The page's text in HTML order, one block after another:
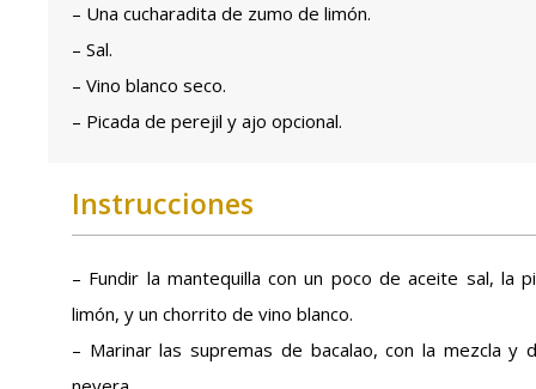
– Una cucharadita de zumo de limón.
– Sal.
– Vino blanco seco.
– Picada de perejil y ajo opcional.
Instrucciones
– Fundir la mantequilla con un poco de aceite sal, la
limón, y un chorrito de vino blanco.
– Marinar las supremas de bacalao, con la mezcla y